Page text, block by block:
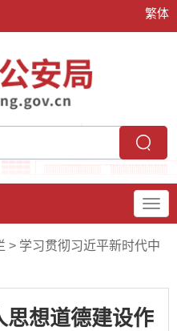
繁体
> 学习贯彻习近平新时代中
思想道德建设作